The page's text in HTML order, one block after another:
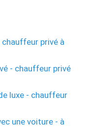
privé à
- chauffeur privé
luxe - chauffeur
une voiture - à